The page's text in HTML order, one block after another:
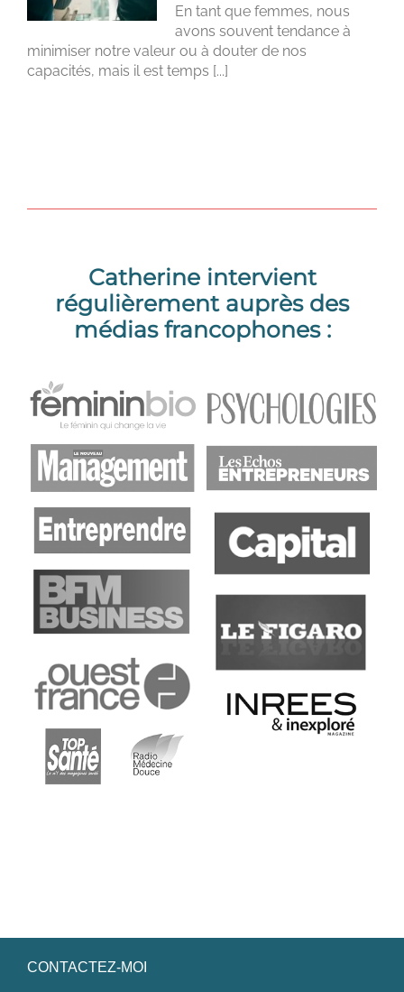
En tant que femmes, nous
avons souvent tendance à
minimiser notre valeur ou à douter de nos
capacités, mais il est temps [...]
Catherine intervient
régulièrement auprès des
médias francophones :
CONTACTEZ-MOI